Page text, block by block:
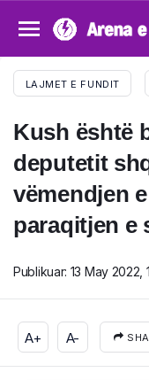
LAJMET E FUNDIT
Kush është
deputetit
vëmendjen
paraqitjen e
Publikuar: 13 May 2022,
A+ A-